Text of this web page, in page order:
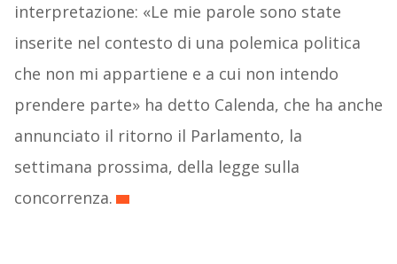
interpretazione: «Le mie parole sono state
inserite nel contesto di una polemica politica
che non mi appartiene e a cui non intendo
prendere parte» ha detto Calenda, che ha anche
annunciato il ritorno il Parlamento, la
settimana prossima, della legge sulla
concorrenza.